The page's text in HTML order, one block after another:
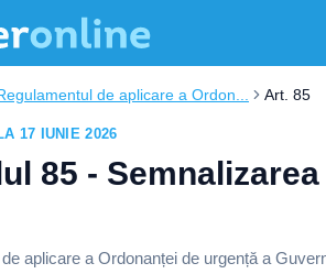
de aplicare a Ordon... Art. 85
17 IUNIE 2026
85 -
aplicare a Ordonanței de urgență a